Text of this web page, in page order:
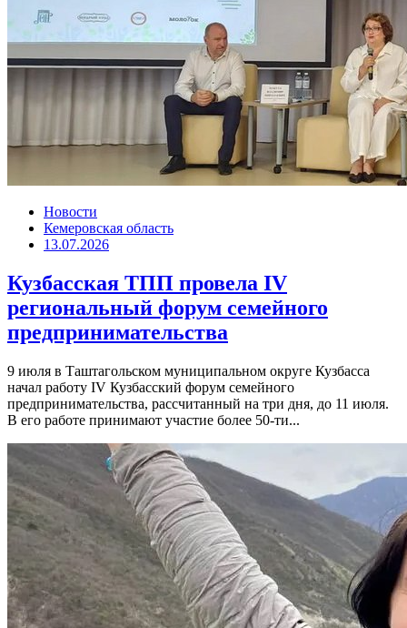
Новости
Кемеровская область
13.07.2026
Кузбасская ТПП провела IV
региональный форум семейного
предпринимательства
9 июля в Таштагольском муниципальном округе Кузбасса
начал работу IV Кузбасский форум семейного
предпринимательства, рассчитанный на три дня, до 11 июля.
В его работе принимают участие более 50-ти...